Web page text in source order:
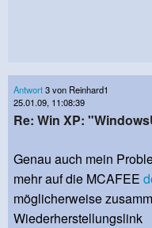
Antwort3 von Reinhard1
25.01.09, 11:08:39
Re: Win XP:
Genau auch mein
mehr auf die MCAFEE
möglicherweise
Wiederherstellungslink